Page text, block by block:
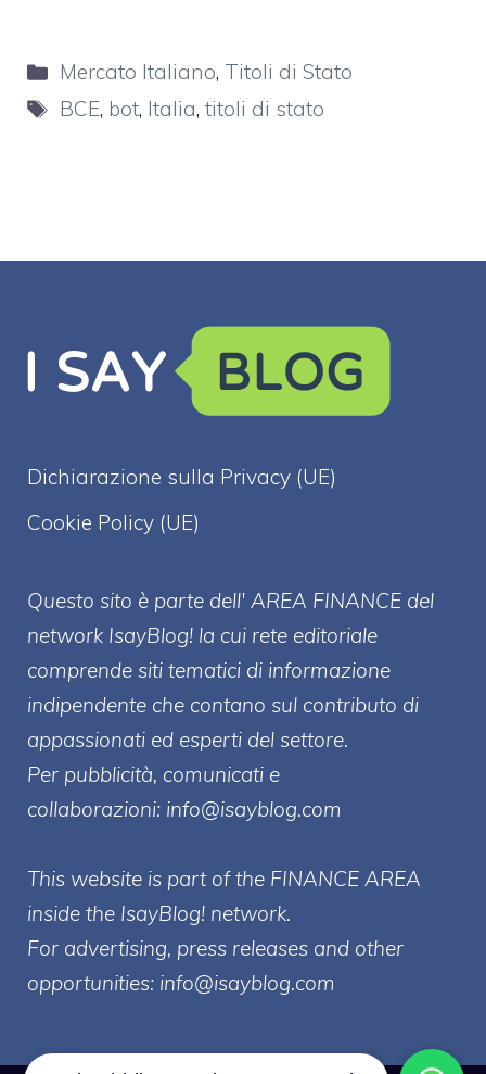
Categorie
Mercato Italiano, Titoli di Stato
Tag
BCE, bot, Italia,titoli di stato
Dichiarazione sulla Privacy (UE)
Cookie Policy (UE)
Questo sito è parte dell' AREA FINANCE del
network IsayBlog! la cui rete editoriale
comprende siti tematici di informazione
indipendente che contano sul contributo di
appassionati ed esperti del settore.
Per pubblicità, comunicati e
collaborazioni: info@isayblog.com
This website is part of the FINANCE AREA
inside the IsayBlog! network.
For advertising, press releases and other
opportunities: info@isayblog.com